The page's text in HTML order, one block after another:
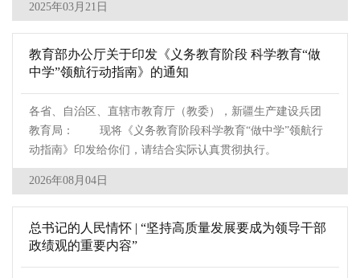
2025年03月21日
教育部办公厅关于印发《义务教育阶段 科学教育“做
中学”领航行动指南》的通知
各省、自治区、直辖市教育厅（教委），新疆生产建设兵团
教育局： 现将《义务教育阶段科学教育“做中学”领航行
动指南》印发给你们，请结合实际认真贯彻执行。
2026年08月04日
总书记的人民情怀 | “坚持高质量发展要成为领导干部
政绩观的重要内容”